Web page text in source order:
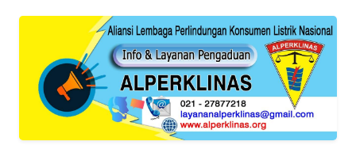
NEWS
AKHLAK
ID